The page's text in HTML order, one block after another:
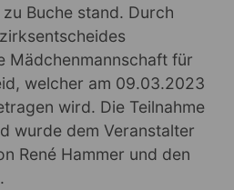
Buche stand. Durch
Mädchenmannschaft für
welcher am 09.03.2023
wird. Die Teilnahme
wurde dem Veranstalter
René Hammer und den